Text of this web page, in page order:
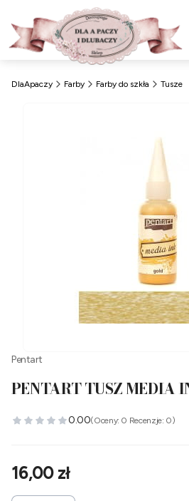
DlaApaczy Farby Farby do szkła Tusze
Pentart
PENTART TUSZ MEDIA
0.00(Oceny: 0 Recenzje: 0)
Cena
16,00 zł